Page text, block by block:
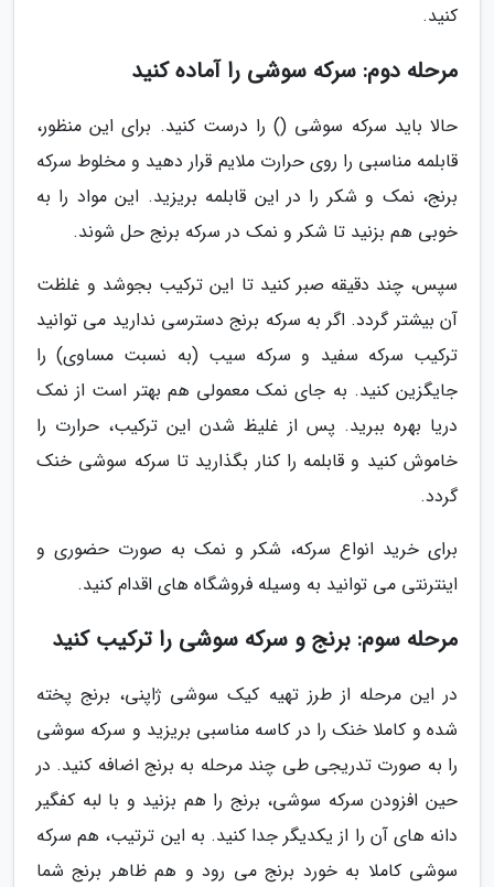
کنید.
مرحله دوم: سرکه سوشی را آماده کنید
حالا باید سرکه سوشی () را درست کنید. برای این منظور،
قابلمه مناسبی را روی حرارت ملایم قرار دهید و مخلوط سرکه
برنج، نمک و شکر را در این قابلمه بریزید. این مواد را به
خوبی هم بزنید تا شکر و نمک در سرکه برنج حل شوند.
سپس، چند دقیقه صبر کنید تا این ترکیب بجوشد و غلظت
آن بیشتر گردد. اگر به سرکه برنج دسترسی ندارید می توانید
ترکیب سرکه سفید و سرکه سیب (به نسبت مساوی) را
جایگزین کنید. به جای نمک معمولی هم بهتر است از نمک
دریا بهره ببرید. پس از غلیظ شدن این ترکیب، حرارت را
خاموش کنید و قابلمه را کنار بگذارید تا سرکه سوشی خنک
گردد.
برای خرید انواع سرکه، شکر و نمک به صورت حضوری و
اینترنتی می توانید به وسیله فروشگاه های اقدام کنید.
مرحله سوم: برنج و سرکه سوشی را ترکیب کنید
در این مرحله از طرز تهیه کیک سوشی ژاپنی، برنج پخته
شده و کاملا خنک را در کاسه مناسبی بریزید و سرکه سوشی
را به صورت تدریجی طی چند مرحله به برنج اضافه کنید. در
حین افزودن سرکه سوشی، برنج را هم بزنید و با لبه کفگیر
دانه های آن را از یکدیگر جدا کنید. به این ترتیب، هم سرکه
سوشی کاملا به خورد برنج می رود و هم ظاهر برنج شما